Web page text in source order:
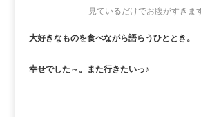
見ているだけでお腹がすきま
大好きなものを食べながら語らうひととき。
幸せでした～。また行きたいっ♪